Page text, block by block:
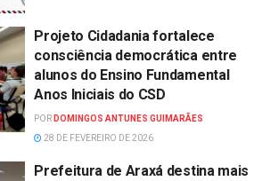
Projeto Cidadania fortalece
consciência democrática entre
alunos do Ensino Fundamental
Anos Iniciais do CSD
POR DOMINGOS ANTUNES GUIMARÃES
28 DE FEVEREIRO DE 2026
Prefeitura de Araxá destina mais